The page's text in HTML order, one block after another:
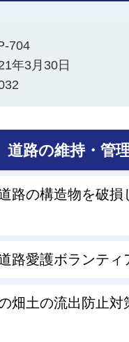
704
年3月30日
道路の維持・管
路の構造物を破損
路愛護ボランティ
畑土の流出防止対